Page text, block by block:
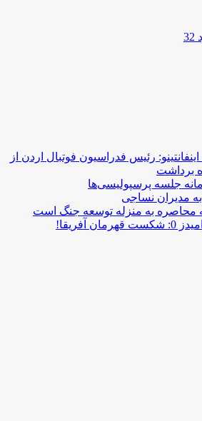
رئیس فدراسیون فوتبال اردن از
برداشت
جلسه پرسپولیسی‌ها
مدیران نساجی
به محاصره به منزله توسعه جنگ است